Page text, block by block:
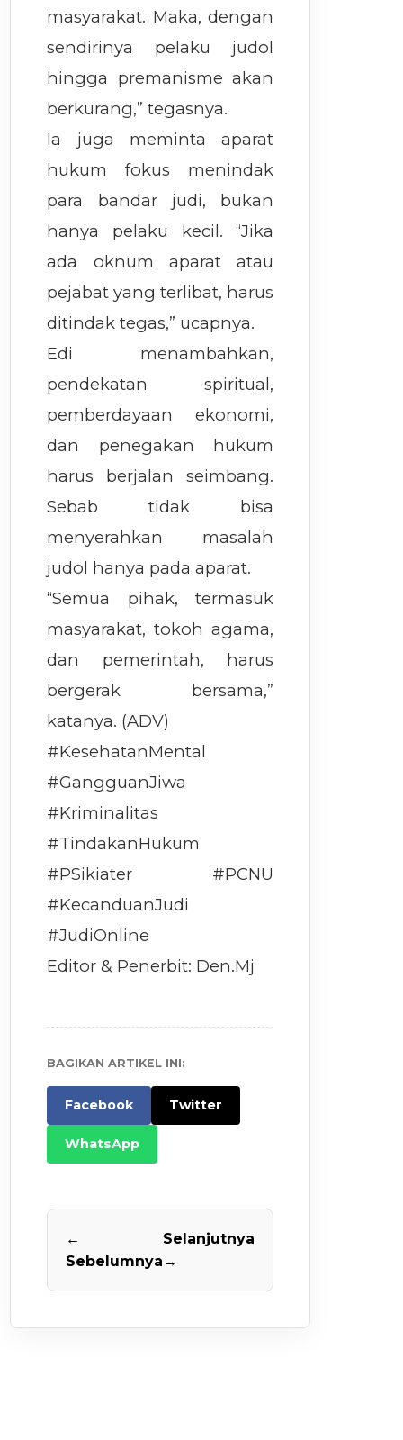
masyarakat. Maka, dengan
sendirinya pelaku judol
hingga premanisme akan
berkurang,” tegasnya.
Ia juga meminta aparat
hukum fokus menindak
para bandar judi, bukan
hanya pelaku kecil. “Jika
ada oknum aparat atau
pejabat yang terlibat, harus
ditindak tegas,” ucapnya.
Edi menambahkan,
pendekatan spiritual,
pemberdayaan ekonomi,
dan penegakan hukum
harus berjalan seimbang.
Sebab tidak bisa
menyerahkan masalah
judol hanya pada aparat.
“Semua pihak, termasuk
masyarakat, tokoh agama,
dan pemerintah, harus
bergerak bersama,”
katanya. (ADV)
#KesehatanMental
#GangguanJiwa
#Kriminalitas
#TindakanHukum
#PSikiater #PCNU
#KecanduanJudi
#JudiOnline
Editor & Penerbit: Den.Mj
BAGIKAN ARTIKEL INI:
Facebook Twitter
WhatsApp
←
Sebelumnya
Selanjutnya
→